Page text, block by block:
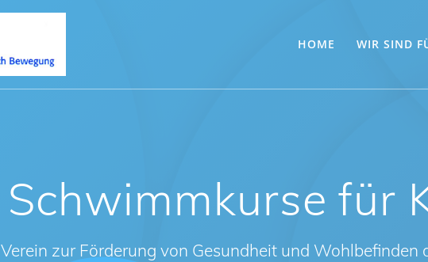
HOME WIR SIND
Schwimmkurse für
Verein zur Förderung von Gesundheit und Wohlbefinden